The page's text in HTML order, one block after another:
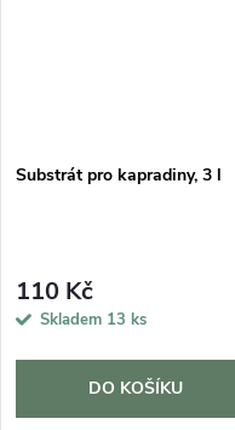
Substrát pro kapradiny, 3 l
110 Kč
Skladem 13 ks
DO KOŠÍKU